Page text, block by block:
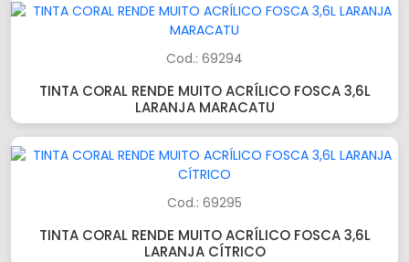
Cod.: 69294
TINTA CORAL RENDE MUITO ACRÍLICO FOSCA 3,6L
LARANJA MARACATU
Cod.: 69295
TINTA CORAL RENDE MUITO ACRÍLICO FOSCA 3,6L
LARANJA CÍTRICO